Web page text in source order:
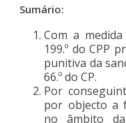
Sumário:
Com a
199.º do CPP
punitiva da
66.º do CP.
Por
por objecto a
no âmbito